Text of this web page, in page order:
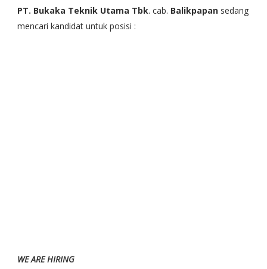
PT. Bukaka Teknik Utama Tbk. cab. Balikpapansedang
mencari kandidat untuk posisi :
WE ARE HIRING